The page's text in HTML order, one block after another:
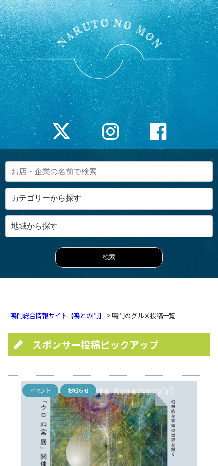
鳴門総合情報サイト【鳴との門】 > 鳴門のグルメ投稿一覧
スポンサー投稿ピックアップ
イベント お知らせ